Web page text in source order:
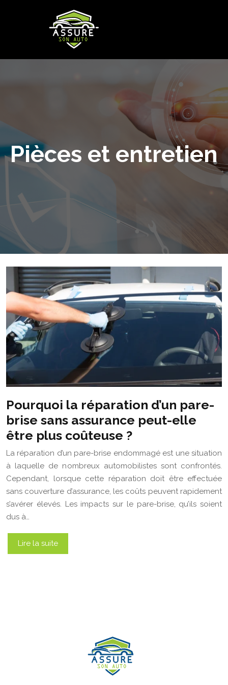
Pièces et entretien
Pourquoi la réparation d’un pare-
brise sans assurance peut-elle
être plus coûteuse ?
La réparation d’un pare-brise endommagé est une situation
à laquelle de nombreux automobilistes sont confrontés.
Cependant, lorsque cette réparation doit être effectuée
sans couverture d’assurance, les coûts peuvent rapidement
s’avérer élevés. Les impacts sur le pare-brise, qu’ils soient
dus à…
Lire la suite